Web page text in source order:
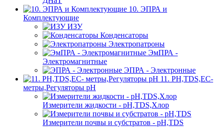
10. ЭПРА и
Комплектующие
ИЗУ
Конденсаторы
Электропатроны
ЭмПРА -
Электромагнитные
ЭПРА - Электронные
11. PH,TDS,EC-
метры,Регуляторы pН
Измерители жидкости - pH,TDS,Хлор
Измерители почвы и субстратов - pH,TDS